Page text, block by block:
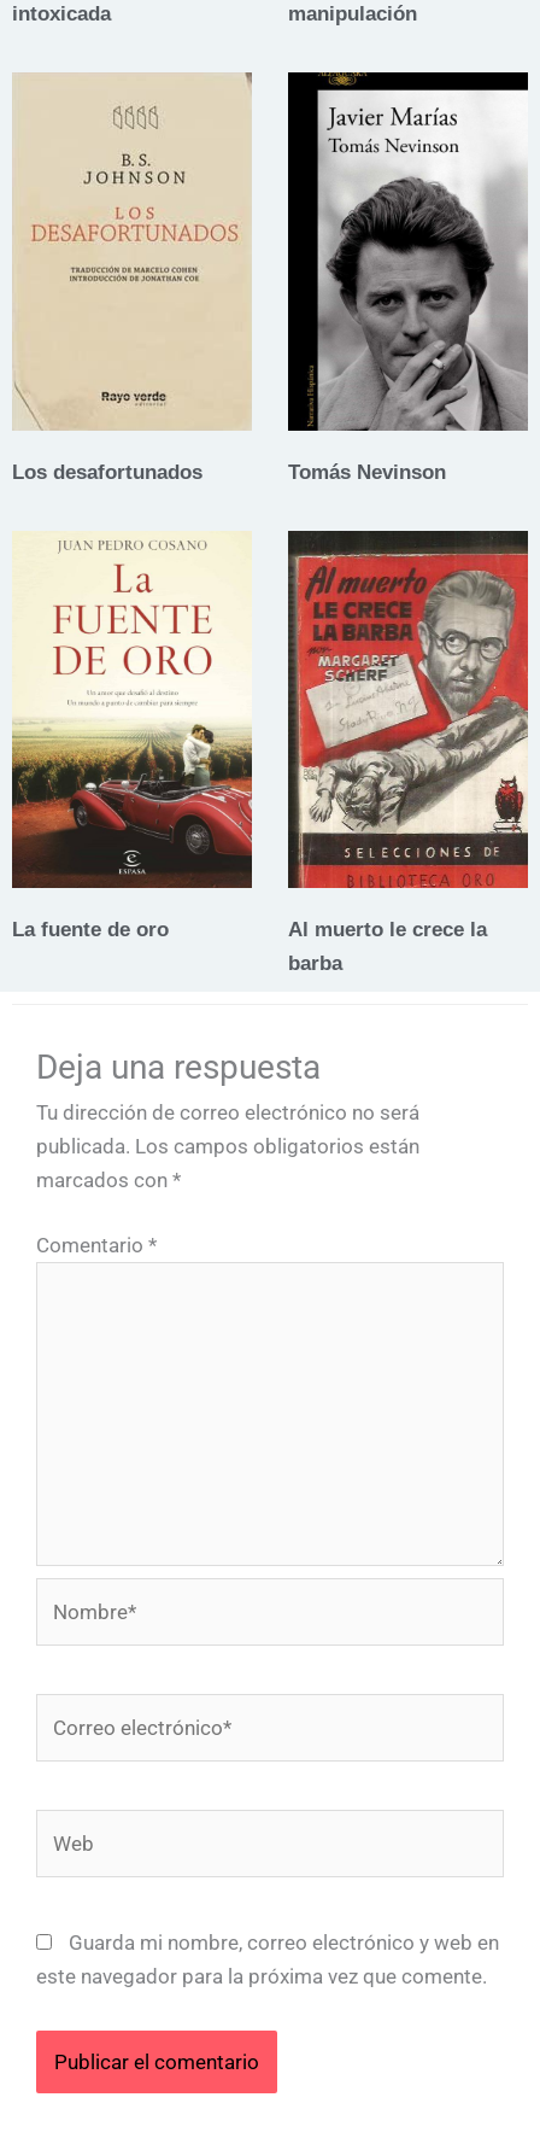
intoxicada
manipulación
Los desafortunados Tomás Nevinson
La fuente de oro
Al muerto le crece la
barba
Deja una respuesta
Tu dirección de correo electrónico no será
publicada. Los campos obligatorios están
marcados con *
Comentario *
electrónico*
Guarda mi nombre, correo electrónico y web en
este navegador para la próxima vez que comente.